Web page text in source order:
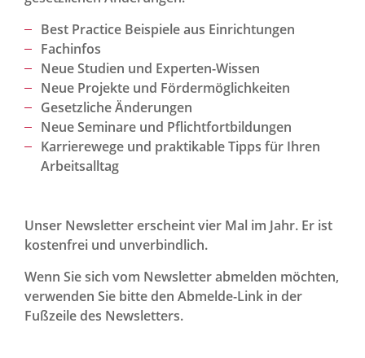
Best Practice Beispiele aus Einrichtungen
Fachinfos
Neue Studien und Experten-Wissen
Neue Projekte und Fördermöglichkeiten
Gesetzliche Änderungen
Neue Seminare und Pflichtfortbildungen
Karrierewege und praktikable Tipps für Ihren
Arbeitsalltag
Unser Newsletter erscheint vier Mal im Jahr. Er ist
kostenfrei und unverbindlich.
Wenn Sie sich vom Newsletter abmelden möchten,
verwenden Sie bitte den Abmelde-Link in der
Fußzeile des Newsletters.